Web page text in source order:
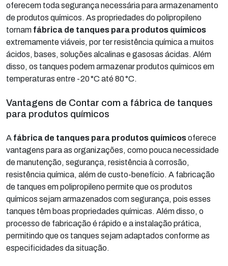
oferecem toda segurança necessária para armazenamento
de produtos químicos. As propriedades do polipropileno
tornam fábrica de tanques para produtos químicos
extremamente viáveis, por ter resistência química a muitos
ácidos, bases, soluções alcalinas e gasosas ácidas. Além
disso, os tanques podem armazenar produtos químicos em
temperaturas entre -20 °C até 80 °C.
Vantagens de Contar com a fábrica de tanques
para produtos químicos
A fábrica de tanques para produtos químicosoferece
vantagens para as organizações, como pouca necessidade
de manutenção, segurança, resistência à corrosão,
resistência química, além de custo-benefício. A fabricação
de tanques em polipropileno permite que os produtos
químicos sejam armazenados com segurança, pois esses
tanques têm boas propriedades químicas. Além disso, o
processo de fabricação é rápido e a instalação prática,
permitindo que os tanques sejam adaptados conforme as
especificidades da situação.